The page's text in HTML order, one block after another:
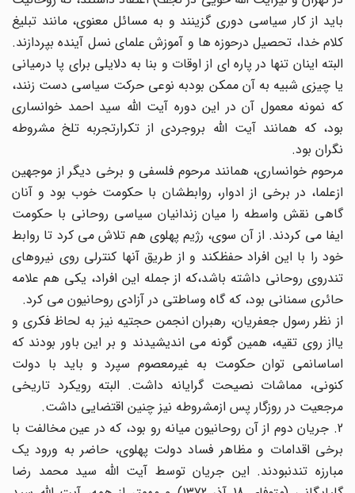
باید از کار سیاسی دوری گزینند و به مسائل معنوی، مانند تبلیغ
کلام خدا، تحصیل درحوزه ها و آموزش علمای نسل آینده بپردازند.
البته اینان تنها در پاره ای از اوقات و بنا به دلایلی برای پا درمیانی
یا چیزی شبیه به آن ممکن بودبه نوعی حرکت سیاسی دست زنند،
که نمونه معمول آن در این دوره آیت الله سید احمد خوانساری
بود، که همانند آیت الله بروجردی از تکرارتجربه تلخ مشروطه
نگران بود.
مرحوم خوانساری، همانند مرحوم فلسفی و برخی دیگر از موجهین
ازعلما، در برخی از ادوار، روابطشان با حکومت خوب بود و آنان
گاهی نقش واسطه را میان زندانیان سیاسی روحانی با حکومت
ایفا می کردند. از آن سوی، رژیم پهلوی هم تلاش می کرد تا روابط
خود را با این افراد حفظکند و از طریق آنها کنترلی روی نیروهای
تندروی روحانی داشته باشد،که از جمله این افراد، یکی هم علامه
حائری سمنانی بود، که گاه وساطتی در آزادی روحانیون می کرد.
از نظر رسول جعفریان، رهبران انجمن حجتیه نیز به لحاظ فکری و
یااز روی تقیه، همین گونه می اندیشیدند و بر این باور بودند که
اساسانمی توان حکومت به غیرمعصوم سپرد و باید با دولت
کنونی، مماشات نصیحت گرایانه داشت. البته رویکرد تاریخی
مرجعیت در روزگار پس ازمشروطه نیز چنین اقتضایی داشت.
2. جریان دوم از آن روحانیون میانه رو بود، که در عین مخالفت با
برخی اقدامات و مظاهر فساد دولت پهلوی، حاضر به ورود یک
مبارزه تندنبودند. این جریان توسط آیت الله سید محمد رضا